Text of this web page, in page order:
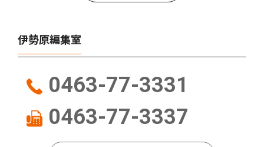
伊勢原編集室
0463-77-3331
0463-77-3337